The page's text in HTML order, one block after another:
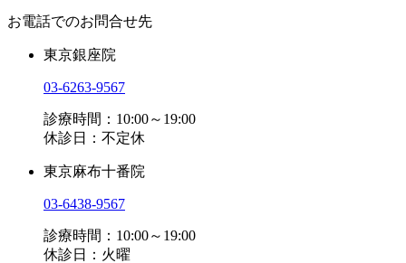
お電話でのお問合せ先
東京銀座院
03-6263-9567
診療時間：10:00～19:00
休診日：不定休
東京麻布十番院
03-6438-9567
診療時間：10:00～19:00
休診日：火曜